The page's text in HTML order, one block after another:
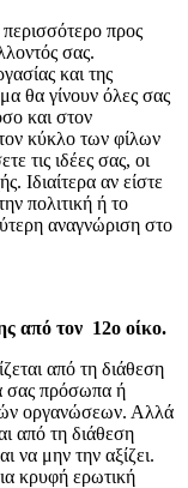
προς
σας.
και της
θα γίνουν όλες σας
και στον
κύκλο των φίλων
τις ιδέες σας, οι
Ιδιαίτερα αν είστε
πολιτική ή το
αναγνώριση στο
από τον 12ο οίκο.
από τη διάθεση
σας πρόσωπα ή
οργανώσεων. Αλλά
από τη διάθεση
να μην την αξίζει.
κρυφή ερωτική